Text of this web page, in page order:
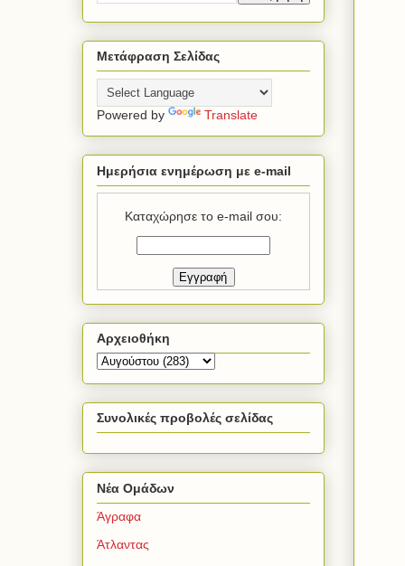
Μετάφραση Σελίδας
Powered by Translate
Ημερήσια ενημέρωση με e-mail
Καταχώρησε το e-mail σου:
Αρχειοθήκη
Συνολικές προβολές σελίδας
Νέα Ομάδων
Άγραφα
Άτλαντας